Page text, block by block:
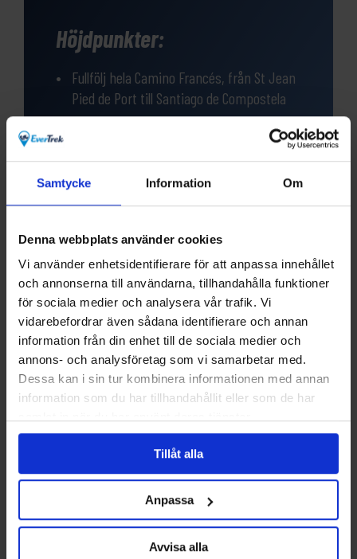
Samtycke Information Om
Denna webbplats använder cookies
Vi använder enhetsidentifierare för att anpassa innehållet
och annonserna till användarna, tillhandahålla funktioner
för sociala medier och analysera vår trafik. Vi
vidarebefordrar även sådana identifierare och annan
information från din enhet till de sociala medier och
annons- och analysföretag som vi samarbetar med.
Dessa kan i sin tur kombinera informationen med annan
information som du har tillhandahållit eller som de har
Tillåt alla
Anpassa
Avvisa alla
Höjdpunkter:
Fullfölj hela Camino Francés, från St Jean
Pied de Port till Santiago de Compostela
Omväxlande landskap – från Pyrenéerna,
Vandra genom León, Burgos och
Pamplona – norra Spaniens ståtligaste
städer
Frågor?
Har du funderingar eller vill veta mer om denna
produkt? Ring oss!
info@evertrek.se